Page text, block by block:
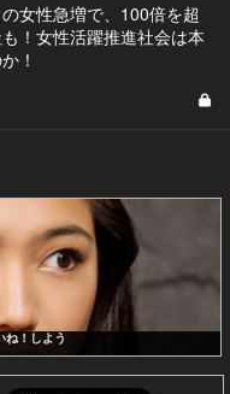
の女性急増で、100倍を超
！女性活躍推進社会は本
！
ね！しよう